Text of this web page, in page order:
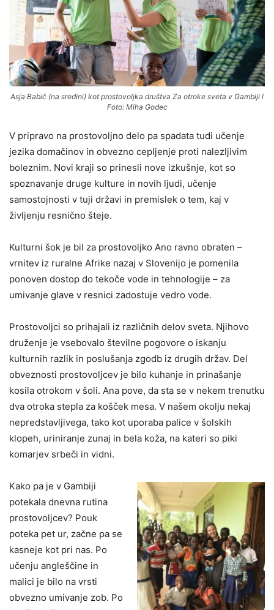
Asja Babič (na sredini) kot prostovoljka društva Za otroke sveta v Gambiji l
Foto: Miha Godec
V pripravo na prostovoljno delo pa spadata tudi učenje
jezika domačinov in obvezno cepljenje proti nalezljivim
boleznim. Novi kraji so prinesli nove izkušnje, kot so
spoznavanje druge kulture in novih ljudi, učenje
samostojnosti v tuji državi in premislek o tem, kaj v
življenju resnično šteje.
Kulturni šok je bil za prostovoljko Ano ravno obraten –
vrnitev iz ruralne Afrike nazaj v Slovenijo je pomenila
ponoven dostop do tekoče vode in tehnologije – za
umivanje glave v resnici zadostuje vedro vode.
Prostovoljci so prihajali iz različnih delov sveta. Njihovo
druženje je vsebovalo številne pogovore o iskanju
kulturnih razlik in poslušanja zgodb iz drugih držav. Del
obveznosti prostovoljcev je bilo kuhanje in prinašanje
kosila otrokom v šoli. Ana pove, da sta se v nekem trenutku
dva otroka stepla za košček mesa. V našem okolju nekaj
nepredstavljivega, tako kot uporaba palice v šolskih
klopeh, uriniranje zunaj in bela koža, na kateri so piki
komarjev srbeči in vidni.
Kako pa je v Gambiji
potekala dnevna rutina
prostovoljcev? Pouk
poteka pet ur, začne pa se
kasneje kot pri nas. Po
učenju angleščine in
malici je bilo na vrsti
obvezno umivanje zob. Po